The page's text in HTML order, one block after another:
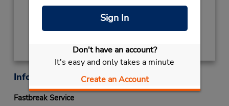
Sign In
Don't have an account?
It's easy and only takes a minute
Create an Account
Obtenir un itinéraire
Informations sur la succursale
Fastbreak Service